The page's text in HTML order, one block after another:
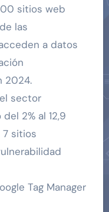
sitios web
las
a datos
2024.
sector
2% al 12,9
7 sitios
Tag Manager